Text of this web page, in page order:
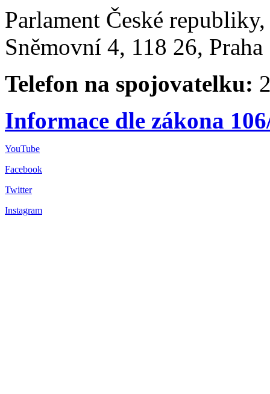
Parlament České
Sněmovní 4, 118 26,
Telefon na spojovatelku:
Informace dle zákona
YouTube
Facebook
Twitter
Instagram